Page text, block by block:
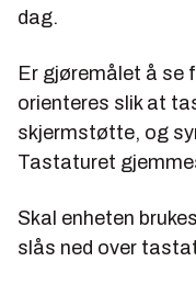
dag.
Er gjøremålet å se
orienteres slik at
skjermstøtte, og
Tastaturet
Skal enheten
slås ned over